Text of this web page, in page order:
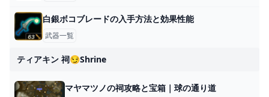
白銀ボコブレードの入手方法と効果性能
武器一覧
ティアキン 祠😏shrine
マヤマツノの祠攻略と宝箱｜球の通り道